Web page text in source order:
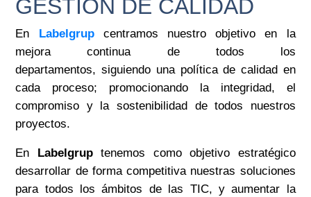
GESTIÓN DE CALIDAD
En Labelgrupcentramos nuestro objetivo en la
mejora continua de todos los
departamentos, siguiendo una política de calidad en
cada proceso; promocionando la integridad, el
compromiso y la sostenibilidad de todos nuestros
proyectos.
En Labelgruptenemos como objetivo estratégico
desarrollar de forma competitiva nuestras soluciones
para todos los ámbitos de las TIC, y aumentar la